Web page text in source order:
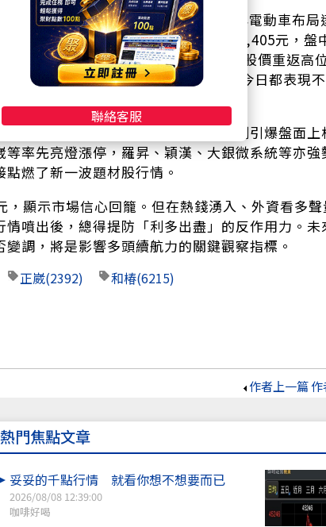
紛加入上攻行列。鴻海在AI伺服器與電動車布局
聯發科表現亦不遜色，早盤開高至1,405元，盤
運算技術的高度期待，買盤穩健支撐股價重返高
光投控也穩守在154元之上，連聯電今日都表現
動化與機器人領域的樂觀看法，立刻引爆盤面上
率先亮燈漲停，羅昇、穎漢、大銀微系統等亦強
燃了新一波題材股行情。
顯示市場信心回籠。但在熱錢湧入、外資看多聲
噴出後，總得提防「利多出盡」的反作用力。未
調，將是影響多頭續航力的關鍵觀察指標。
正崴(2392) 和椿(6215)
作者上一篇
熱門焦點文章
妥妥的千點行情 就看你想不想要而已
2026/08/08 12:39:00
咖啡好喝
聯絡客服